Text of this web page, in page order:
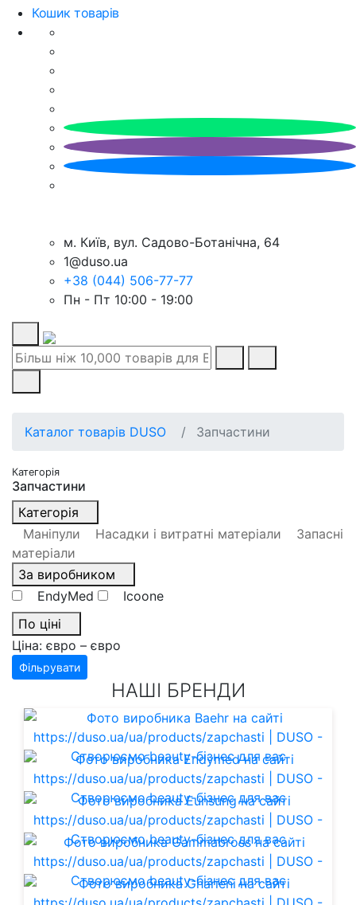
Кошик товарів
м. Київ, вул. Садово-Ботанічна, 64
1@duso.ua
+38 (044) 506-77-77
Пн - Пт 10:00 - 19:00
Каталог товарів DUSO Запчастини
Категорія
Запчастини
Категорія
Маніпули
Насадки і витратні матеріали
Запасні
матеріали
За виробником
EndyMed
Icoone
По ціні
Ціна: євро – євро
Фільрувати
НАШІ БРЕНДИ